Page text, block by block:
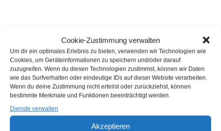
Cookie-Zustimmung verwalten
Um dir ein optimales Erlebnis zu bieten, verwenden wir Technologien wie
Cookies, um Geräteinformationen zu speichern und/oder darauf
zuzugreifen. Wenn du diesen Technologien zustimmst, können wir Daten
wie das Surfverhalten oder eindeutige IDs auf dieser Website verarbeiten.
Wenn du deine Zustimmung nicht erteilst oder zurückziehst, können
bestimmte Merkmale und Funktionen beeinträchtigt werden.
Dienste verwalten
Akzeptieren
ÄHNLICHE PRODUKTE